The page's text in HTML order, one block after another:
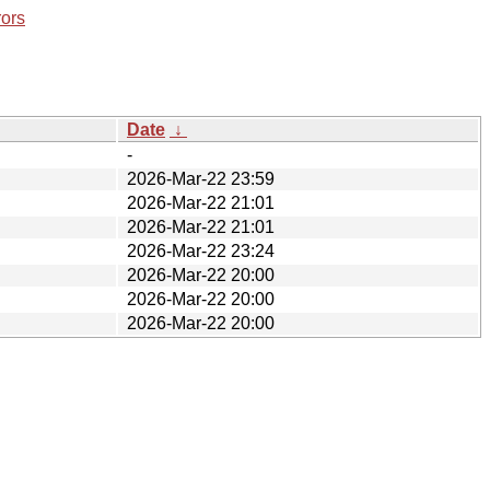
Date ↓
-
2026-Mar-22 23:59
2026-Mar-22 21:01
2026-Mar-22 21:01
2026-Mar-22 23:24
2026-Mar-22 20:00
2026-Mar-22 20:00
2026-Mar-22 20:00